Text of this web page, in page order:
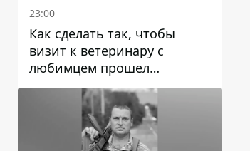
23:00
Как сделать так, чтобы
визит к ветеринару с
любимцем прошел
спокойно: простые советы